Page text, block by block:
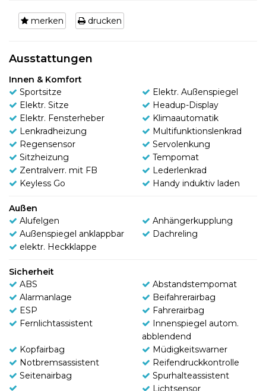
merken drucken
Ausstattungen
Innen & Komfort
Sportsitze
Elektr. Außenspiegel
Elektr. Sitze
Headup-Display
Elektr. Fensterheber
Klimaautomatik
Lenkradheizung
Multifunktionslenkrad
Regensensor
Servolenkung
Sitzheizung
Tempomat
Zentralverr. mit FB
Lederlenkrad
Keyless Go
Handy induktiv laden
Außen
Alufelgen
Anhängerkupplung
Außenspiegel anklappbar
Dachreling
elektr. Heckklappe
Sicherheit
ABS
Abstandstempomat
Alarmanlage
Beifahrerairbag
ESP
Fahrerairbag
Fernlichtassistent
Innenspiegel autom.
abblendend
Kopfairbag
Müdigkeitswarner
Notbremsassistent
Reifendruckkontrolle
Seitenairbag
Spurhalteassistent
Lichtsensor